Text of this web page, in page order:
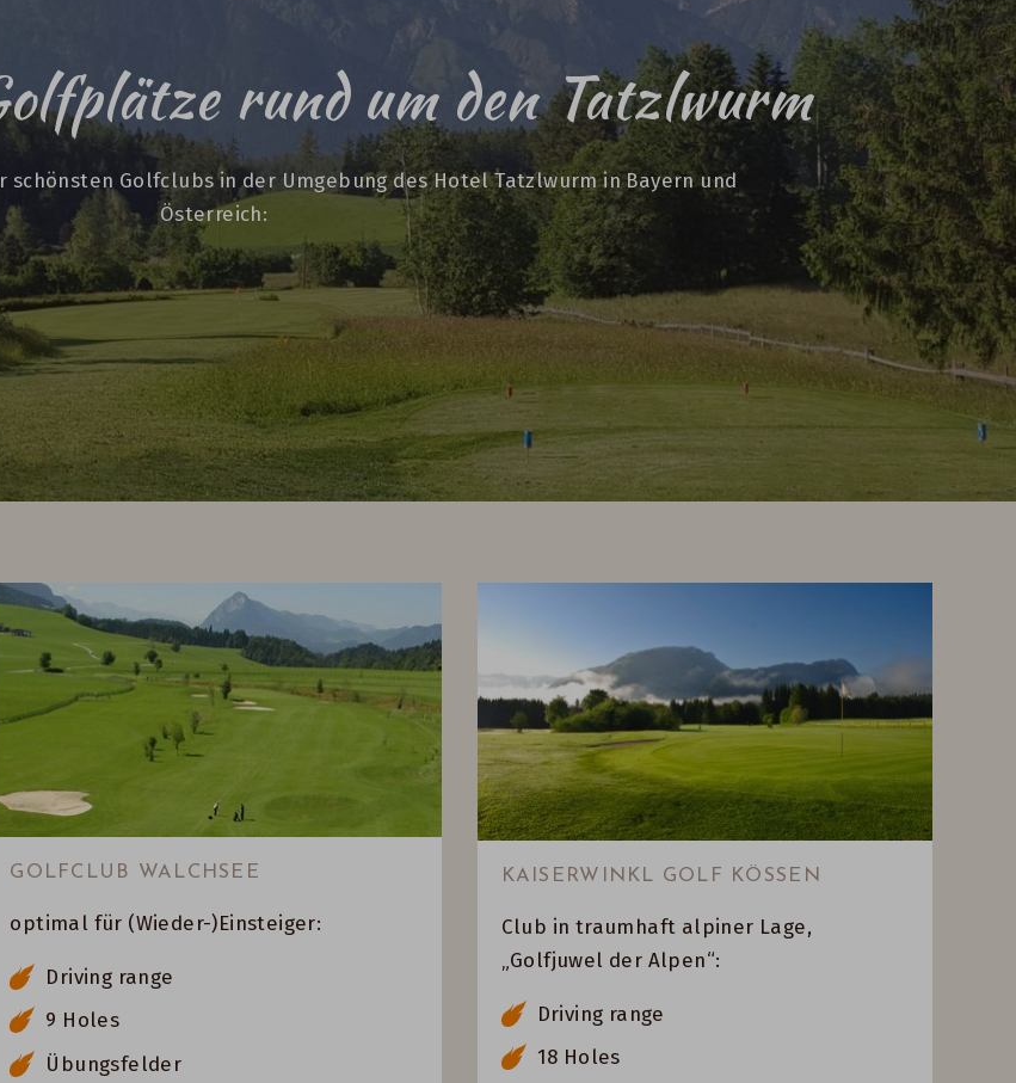
rund um den Tatzlwurm
schönsten Golfclubs in der Umgebung des Hotel Tatzlwurm in Bayern und
Österreich:
GOLFCLUB WALCHSEE
optimal für (Wieder-)Einsteiger:
Driving range
9 Holes
Übungsfelder
KAISERWINKL GOLF KÖSSEN
Club in traumhaft alpiner Lage,
„Golfjuwel der Alpen“:
Driving range
18 Holes